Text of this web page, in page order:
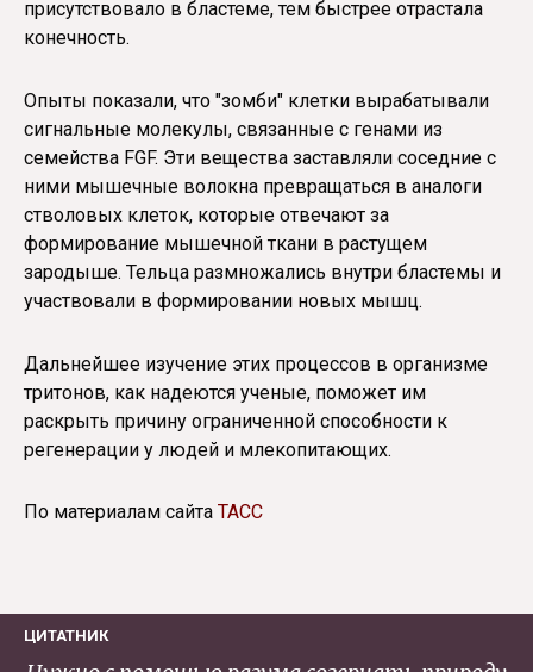
присутствовало в бластеме, тем быстрее отрастала
конечность.
Опыты показали, что "зомби" клетки вырабатывали
сигнальные молекулы, связанные с генами из
семейства FGF. Эти вещества заставляли соседние с
ними мышечные волокна превращаться в аналоги
стволовых клеток, которые отвечают за
формирование мышечной ткани в растущем
зародыше. Тельца размножались внутри бластемы и
участвовали в формировании новых мышц.
Дальнейшее изучение этих процессов в организме
тритонов, как надеются ученые, поможет им
раскрыть причину ограниченной способности к
регенерации у людей и млекопитающих.
По материалам сайта ТАСС
ЦИТАТНИК